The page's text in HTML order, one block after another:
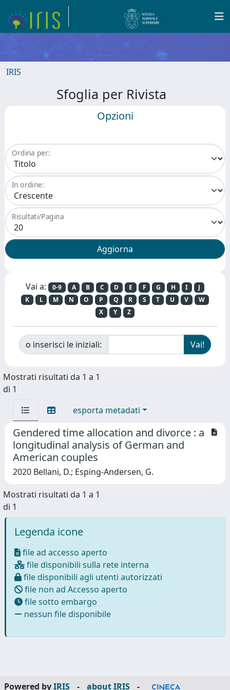
IRIS
Sfoglia per Rivista
Opzioni
Ordina per:
In ordine:
Risultati/Pagina
Vai a: 0-9 A B C D E F G H I
J
K
L M N O P Q R S T U V
W
X
Y Z
o inserisci le iniziali:
Mostrati risultati da 1 a 1
di 1
esporta metadati
Gendered time allocation and divorce : a
longitudinal analysis of German and
American couples
2020 Bellani, D.; Esping-Andersen, G.
Mostrati risultati da 1 a 1
di 1
Legenda icone
file ad accesso aperto
file disponibili sulla rete interna
file disponibili agli utenti autorizzati
file non ad Accesso aperto
file sotto embargo
nessun file disponibile
Powered byIRIS - about IRIS -